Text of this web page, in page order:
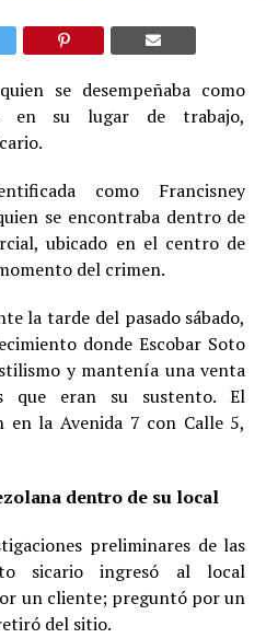
se desempeñaba como
en su lugar de trabajo,
como Francisney
se encontraba dentro de
ubicado en el centro de
del crimen.
la tarde del pasado sábado,
donde Escobar Soto
y mantenía una venta
que eran su sustento. El
en la Avenida 7 con Calle 5,
dentro de su local
preliminares de las
sicario ingresó al local
un cliente; preguntó por un
del sitio.